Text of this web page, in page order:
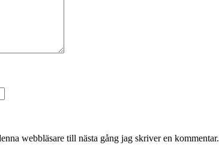
webbläsare till nästa gång jag skriver en kommentar.